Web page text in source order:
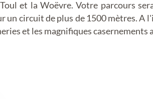
et la Woëvre. Votre parcours
un circuit de plus de 1500 mètres.
et les magnifiques